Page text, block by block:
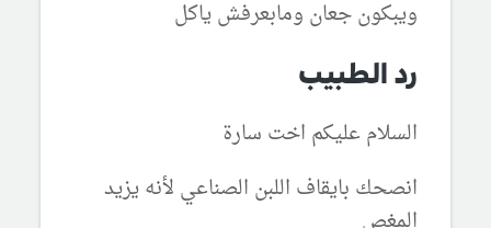
ويبكون جعان ومابعرفش ياكل
رد الطبيب
السلام عليكم اخت سارة
انصحك بايقاف اللبن الصناعي لأنه يزيد